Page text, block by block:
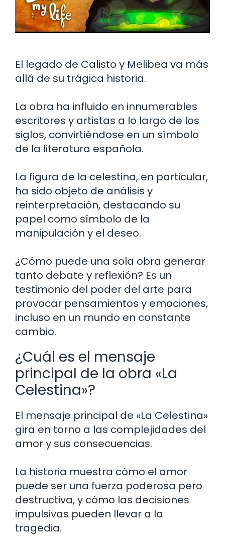
El legado de Calisto y Melibea va más
allá de su trágica historia.
La obra ha influido en innumerables
escritores y artistas a lo largo de los
siglos, convirtiéndose en un símbolo
de la literatura española.
La figura de la celestina, en particular,
ha sido objeto de análisis y
reinterpretación, destacando su
papel como símbolo de la
manipulación y el deseo.
¿Cómo puede una sola obra generar
tanto debate y reflexión? Es un
testimonio del poder del arte para
provocar pensamientos y emociones,
incluso en un mundo en constante
cambio.
¿Cuál es el mensaje
principal de la obra «La
Celestina»?
El mensaje principal de «La Celestina»
gira en torno a las complejidades del
amor y sus consecuencias.
La historia muestra cómo el amor
puede ser una fuerza poderosa pero
destructiva, y cómo las decisiones
impulsivas pueden llevar a la
tragedia.